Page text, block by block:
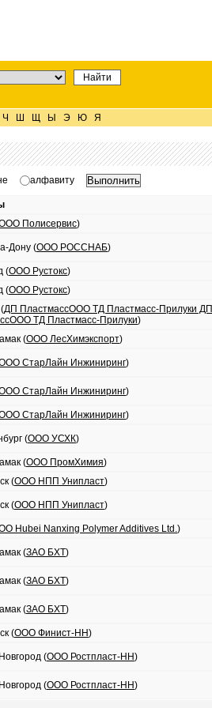
Ч Ш Щ Ы Э Ю Я
алфавиту
Полисервис)
Дону (ООО РОССНАБ)
(ООО Рустокс)
(ООО Рустокс)
ДП ПластмассООО ТД Пластмасс-Прилуки ДП
ТД Пластмасс-Прилуки)
(ООО ЛесХимэкспорт)
СтарЛайн Инжиниринг)
СтарЛайн Инжиниринг)
СтарЛайн Инжиниринг)
(ООО УСХК)
(ООО ПромХимия)
(ООО НПП Унипласт)
(ООО НПП Унипласт)
Hubei Nanxing Polymer Additives Ltd.)
(ЗАО БХТ)
(ЗАО БХТ)
(ЗАО БХТ)
(ООО Финист-НН)
(ООО Ростпласт-НН)
(ООО Ростпласт-НН)